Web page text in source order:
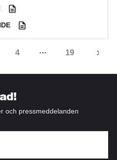
4 ··· 19
och pressmeddelanden